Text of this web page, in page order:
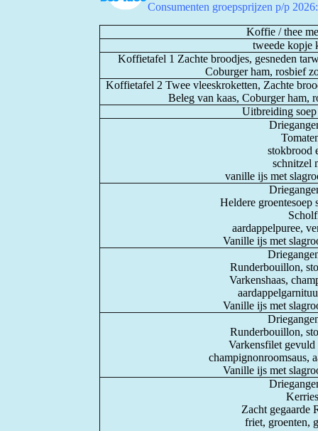
Consumenten groepsprijzen p/p
Koffie / thee
tweede kopje
Koffietafel 1 Zachte broodjes, gesneden
Coburger ham, rosbief
Koffietafel 2 Twee vleeskroketten, Zachte
Beleg van kaas, Coburger ham,
Uitbreiding
stokbrood
schnitzel
vanille ijs met
Heldere groentesoep
aardappelpuree,
Vanille ijs met
Runderbouillon,
Varkenshaas,
Vanille ijs met
Runderbouillon,
Varkensfilet gevuld
champignonroomsaus,
Vanille ijs met
Zacht gegaarde
friet, groenten,